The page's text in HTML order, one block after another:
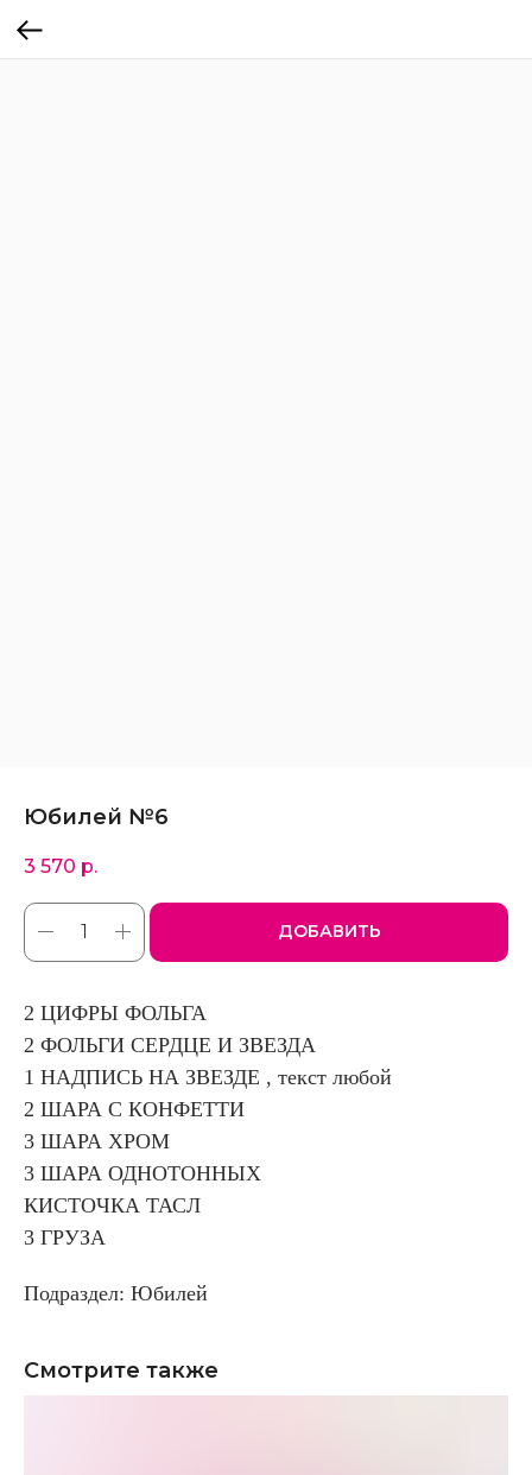
Юбилей №6
3 570 р.
ДОБАВИТЬ
2 ЦИФРЫ ФОЛЬГА
2 ФОЛЬГИ СЕРДЦЕ И ЗВЕЗДА
1 НАДПИСЬ НА ЗВЕЗДЕ , текст любой
2 ШАРА С КОНФЕТТИ
3 ШАРА ХРОМ
3 ШАРА ОДНОТОННЫХ
КИСТОЧКА ТАСЛ
3 ГРУЗА
Подраздел: Юбилей
Смотрите также